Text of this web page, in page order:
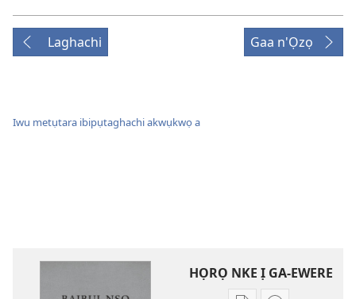
Laghachi Gaa n'Ọzọ
Iwu metụtara ibipụtaghachi akwụkwọ a
HỌRỌ NKE Ị GA-EWERE